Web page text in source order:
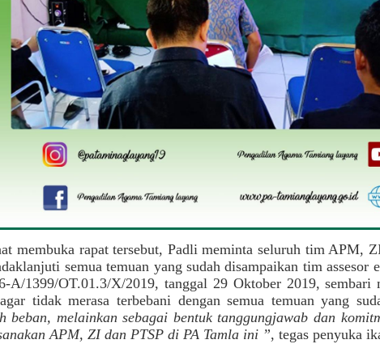
rapat tersebut, Padli meminta seluruh tim APM, ZI
semua temuan yang sudah disampaikan tim assesor
A/1399/OT.01.3/X/2019, tanggal 29 Oktober 2019, sembari
tidak merasa terbebani dengan semua temuan yang
beban, melainkan sebagai bentuk tanggungjawab dan
APM, ZI dan PTSP di PA Tamla ini ”, tegas penyuka